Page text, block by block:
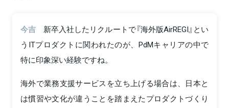
今吉
新卒入社したリクルートで『海外版AirREGI』とい
うITプロダクトに関われたのが、PdMキャリアの中で
特に印象深い経験ですね。
海外で業務支援サービスを立ち上げる場合は、日本と
は慣習や文化が違うことを踏まえたプロダクトづくり